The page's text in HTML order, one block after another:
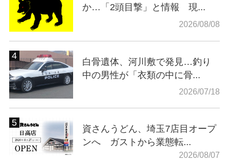
か…「2頭目撃」と情報 現...
2026/08/08
白骨遺体、河川敷で発見…釣り
中の男性が「衣類の中に骨...
2026/07/18
資さんうどん、埼玉7店目オープ
ンへ ガストから業態転...
2026/08/07